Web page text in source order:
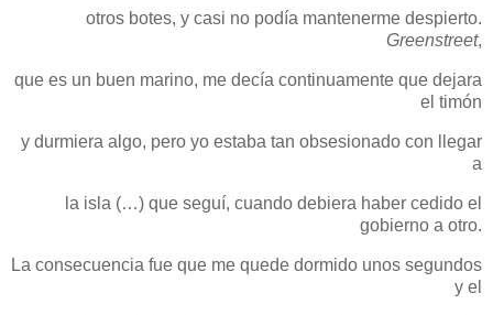
otros botes, y casi no podía mantenerme despierto.
Greenstreet,
que es un buen marino, me decía continuamente que dejara
el timón
y durmiera algo, pero yo estaba tan obsesionado con llegar
a
la isla (…) que seguí, cuando debiera haber cedido el
gobierno a otro.
La consecuencia fue que me quede dormido unos segundos
y el